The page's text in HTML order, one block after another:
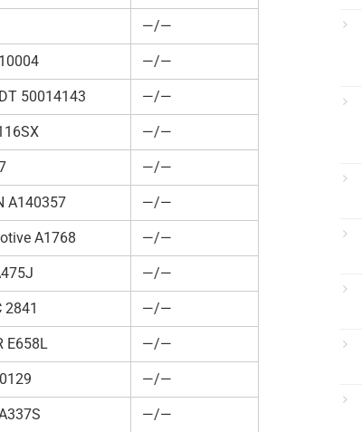
—/—
—/—
50014143 —/—
—/—
—/—
A140357 —/—
A1768 —/—
—/—
2841 —/—
E658L —/—
—/—
—/—